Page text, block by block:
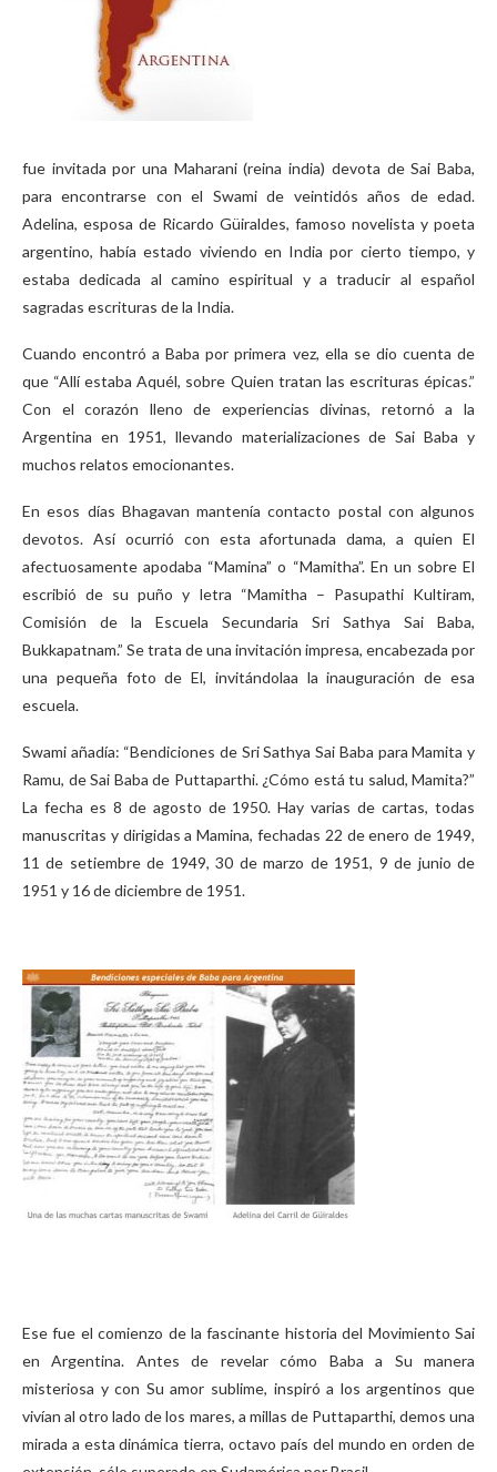
fue invitada por una Maharani (reina india) devota de Sai Baba,
para encontrarse con el Swami de veintidós años de edad.
Adelina, esposa de Ricardo Güiraldes, famoso novelista y poeta
argentino, había estado viviendo en India por cierto tiempo, y
estaba dedicada al camino espiritual y a traducir al español
sagradas escrituras de la India.
Cuando encontró a Baba por primera vez, ella se dio cuenta de
que “Allí estaba Aquél, sobre Quien tratan las escrituras épicas.”
Con el corazón lleno de experiencias divinas, retornó a la
Argentina en 1951, llevando materializaciones de Sai Baba y
muchos relatos emocionantes.
En esos días Bhagavan mantenía contacto postal con algunos
devotos. Así ocurrió con esta afortunada dama, a quien El
afectuosamente apodaba “Mamina” o “Mamitha”. En un sobre El
escribió de su puño y letra “Mamitha – Pasupathi Kultiram,
Comisión de la Escuela Secundaria Sri Sathya Sai Baba,
Bukkapatnam.” Se trata de una invitación impresa, encabezada por
una pequeña foto de El, invitándolaa la inauguración de esa
escuela.
Swami añadía: “Bendiciones de Sri Sathya Sai Baba para Mamita y
Ramu, de Sai Baba de Puttaparthi. ¿Cómo está tu salud, Mamita?”
La fecha es 8 de agosto de 1950. Hay varias de cartas, todas
manuscritas y dirigidas a Mamina, fechadas 22 de enero de 1949,
11 de setiembre de 1949, 30 de marzo de 1951, 9 de junio de
1951 y 16 de diciembre de 1951.
Ese fue el comienzo de la fascinante historia del Movimiento Sai
en Argentina. Antes de revelar cómo Baba a Su manera
misteriosa y con Su amor sublime, inspiró a los argentinos que
vivían al otro lado de los mares, a millas de Puttaparthi, demos una
mirada a esta dinámica tierra, octavo país del mundo en orden de